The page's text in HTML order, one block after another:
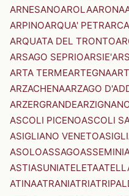
ARNESANOAROLAARONA
ARPINOARQUA' PETRARCA
ARQUATA DEL TRONTO
ARSAGO SEPRIOARSIE'
ARTA TERMEARTEGNA
ARZACHENAARZAGO
ARZERGRANDE
ASCOLI PICENOASCOLI
ASIGLIANO VENETO
ASOLOASSAGOASSEMINI
ASTIASUNIATELETA
ATINAATRANIATRI